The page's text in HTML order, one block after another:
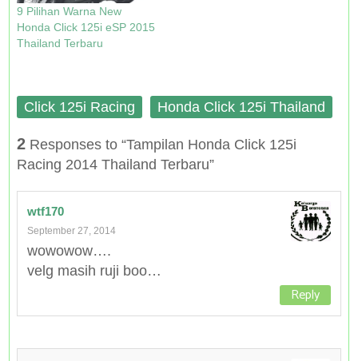
9 Pilihan Warna New
Honda Click 125i eSP 2015
Thailand Terbaru
Click 125i Racing Honda Click 125i Thailand
2Responses to “Tampilan Honda Click 125i
Racing 2014 Thailand Terbaru”
wtf170
September 27, 2014
wowowow….
velg masih ruji boo…
Reply